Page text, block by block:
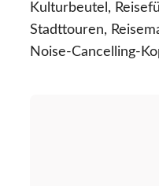
Kulturbeutel,
Stadttouren,
Noise-Cancelling-